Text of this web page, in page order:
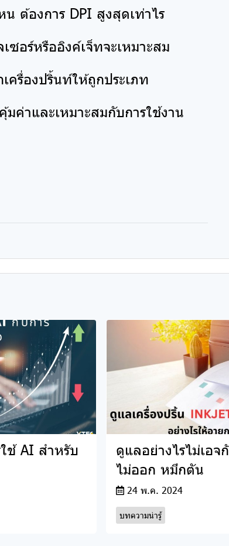
ต้องการ DPI สูงสุดเท่าไร
ซอร์หรืออิงค์เจ็ทจะเหมาะสม
ครื่องปริ้นท์ให้ถูกประเภท
มค่าและเหมาะสมกับการใช้งาน
ช้ AI สำหรับ
ดูแลอย่างไรไม่เอจ
ไม่ออก หมึกตัน
24 พ.ค. 2024
บทความน่ารู้